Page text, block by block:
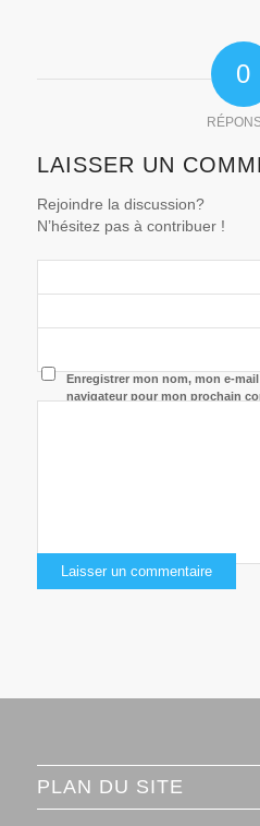
0
LAISSER UN
Rejoindre la discussion?
N’hésitez pas à contribuer !
Enregistrer mon nom, mon e-
navigateur pour mon prochain
PLAN DU SITE